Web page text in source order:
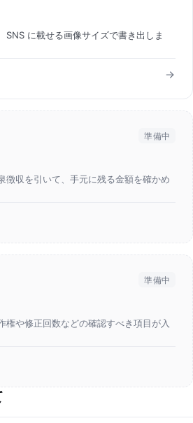
SNS に載せる画像サイズで書き出しま
準備中
徴収を引いて、手元に残る金額を確かめ
準備中
権や修正回数などの確認すべき項目が入